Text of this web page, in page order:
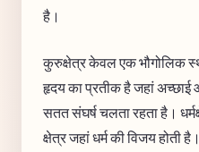
है।
कुरुक्षेत्र केवल एक भौगोलिक
हृदय का प्रतीक है जहां अच्छाई
सतत संघर्ष चलता रहता है।
क्षेत्र जहां धर्म की विजय होती है।